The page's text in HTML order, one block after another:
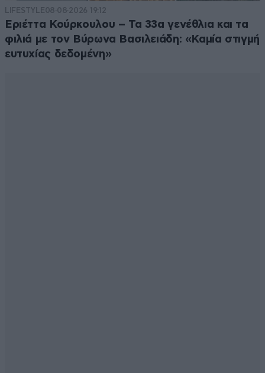
LIFESTYLE08·08·2026 19:12
Εριέττα Κούρκουλου – Τα 33α γενέθλια και τα
φιλιά με τον Βύρωνα Βασιλειάδη: «Καμία στιγμή
ευτυχίας δεδομένη»